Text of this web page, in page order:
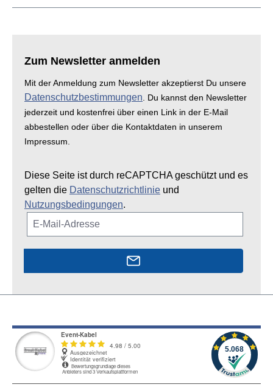
Zum Newsletter anmelden
Mit der Anmeldung zum Newsletter akzeptierst Du unsere
Datenschutzbestimmungen . Du kannst den Newsletter
jederzeit und kostenfrei über einen Link in der E-Mail
abbestellen oder über die Kontaktdaten in unserem
Impressum.
Diese Seite ist durch reCAPTCHA geschützt und es
gelten die Datenschutzrichtlinie und
Nutzungsbedingungen.